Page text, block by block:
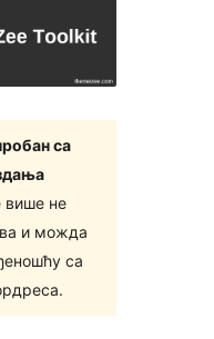
са
не
и можда
са